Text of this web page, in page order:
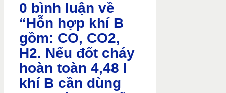
0 bình luận về
“Hỗn hợp khí B
gồm: CO, CO2,
H2. Nếu đốt cháy
hoàn toàn 4,48 l
khí B cần dùng